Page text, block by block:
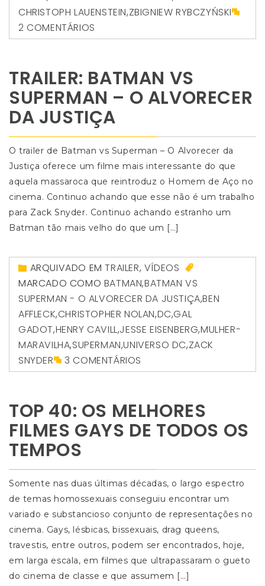
CHRISTOPH LAUENSTEIN,ZBIGNIEW RYBCZYŃSKI
2 COMENTÁRIOS
TRAILER: BATMAN VS
SUPERMAN – O ALVORECER
DA JUSTIÇA
O trailer de Batman vs Superman – O Alvorecer da
Justiça oferece um filme mais interessante do que
aquela massaroca que reintroduz o Homem de Aço no
cinema. Continuo achando que esse não é um trabalho
para Zack Snyder. Continuo achando estranho um
Batman tão mais velho do que um […]
ARQUIVADO EMTRAILER, VÍDEOS
MARCADO COMO BATMAN,BATMAN VS
SUPERMAN - O ALVORECER DA JUSTIÇA,BEN
AFFLECK,CHRISTOPHER NOLAN,DC,GAL
GADOT,HENRY CAVILL,JESSE EISENBERG,MULHER-
MARAVILHA,SUPERMAN,UNIVERSO DC,ZACK
SNYDER
3 COMENTÁRIOS
TOP 40: OS MELHORES
FILMES GAYS DE TODOS OS
TEMPOS
Somente nas duas últimas décadas, o largo espectro
de temas homossexuais conseguiu encontrar um
variado e substancioso conjunto de representações no
cinema. Gays, lésbicas, bissexuais, drag queens,
travestis, entre outros, podem ser encontrados, hoje,
em larga escala, em filmes que ultrapassaram o gueto
do cinema de classe e que assumem […]